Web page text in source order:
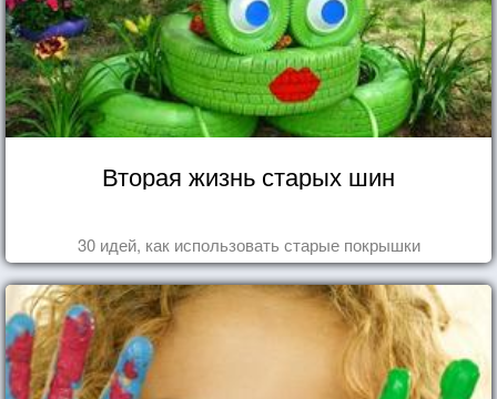
Вторая жизнь старых шин
30 идей, как использовать старые покрышки